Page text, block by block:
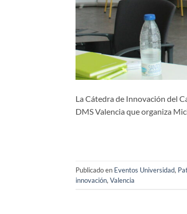
La Cátedra de Innovación del
DMS Valencia que organiza
Publicado en Eventos Universidad,
innovación, Valencia